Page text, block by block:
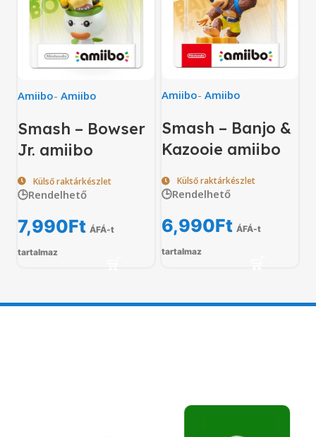
Amiibo- Amiibo
Smash – Bowser
Jr. amiibo
Külső raktárkészlet
🕒Rendelhető
7,990Ft ÁFÁ-t
tartalmaz
Amiibo- Amiibo
Smash – Banjo &
Kazooie amiibo
Külső raktárkészlet
🕒Rendelhető
6,990Ft ÁFÁ-t
tartalmaz